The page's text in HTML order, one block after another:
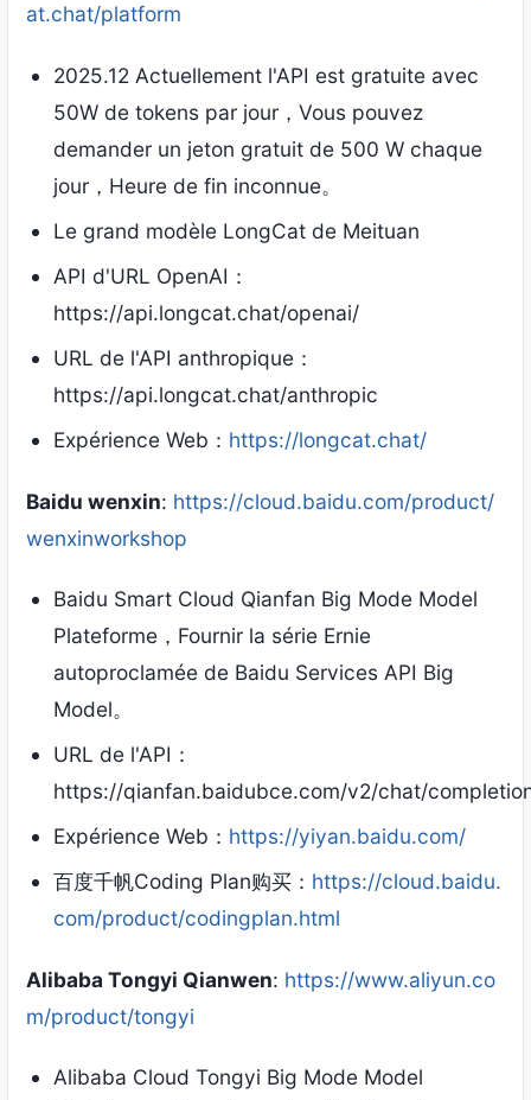
at.chat/platform
2025.12 Actuellement l'API est gratuite avec
50W de tokens par jour，Vous pouvez
demander un jeton gratuit de 500 W chaque
jour，Heure de fin inconnue。
Le grand modèle LongCat de Meituan
API d'URL OpenAI：
https://api.longcat.chat/openai/
URL de l'API anthropique：
https://api.longcat.chat/anthropic
Expérience Web： https://longcat.chat/
Baidu wenxin: https://cloud.baidu.com/product/
wenxinworkshop
Baidu Smart Cloud Qianfan Big Mode Model
Plateforme，Fournir la série Ernie
autoproclamée de Baidu Services API Big
Model。
URL de l'API：
https://qianfan.baidubce.com/v2/chat/
Expérience Web： https://yiyan.baidu.com/
百度千帆Coding Plan购买 ： https://cloud.baidu.
com/product/codingplan.html
Alibaba Tongyi Qianwen: https://www.aliyun.co
m/product/tongyi
Alibaba Cloud Tongyi Big Mode Model